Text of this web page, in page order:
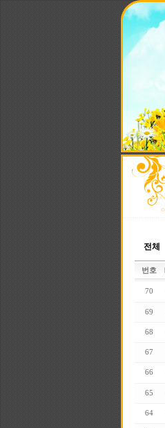
전체
번호
70
69
68
67
66
65
64